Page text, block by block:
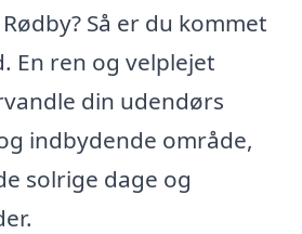
Så er du kommet
En ren og velplejet
din udendørs
indbydende område,
solrige dage og